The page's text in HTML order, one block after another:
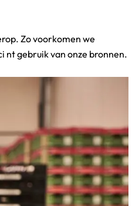
ntgebruik van onze bronnen.